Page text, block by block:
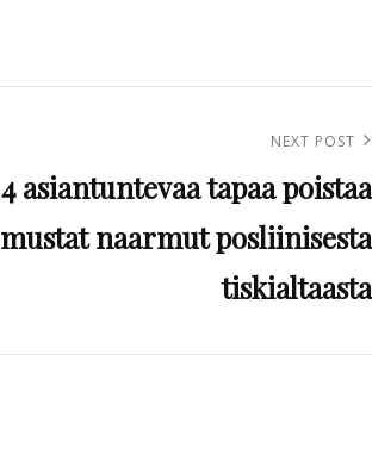
NEXT POST
4 asiantuntevaa tapaa poistaa
mustat naarmut posliinisesta
tiskialtaasta